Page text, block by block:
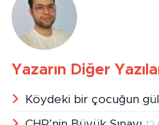
Yazarın Diğer
Köydeki bir çocuğun